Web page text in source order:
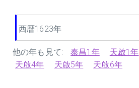
西暦1623年
他の年も見て: 泰昌1年 天啟1年
天啟4年
天啟5年 天啟6年